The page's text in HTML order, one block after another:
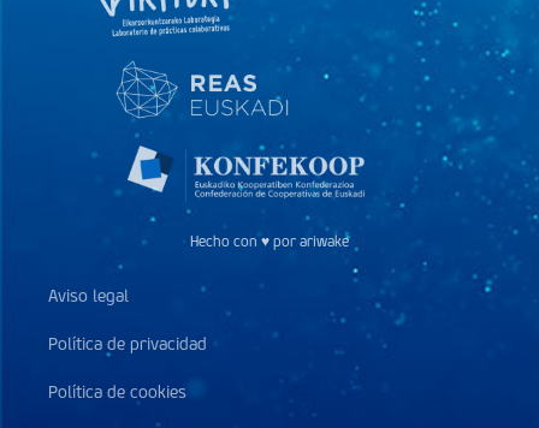
Hecho con ♥ por ariwake
Aviso legal
Política de privacidad
Política de cookies